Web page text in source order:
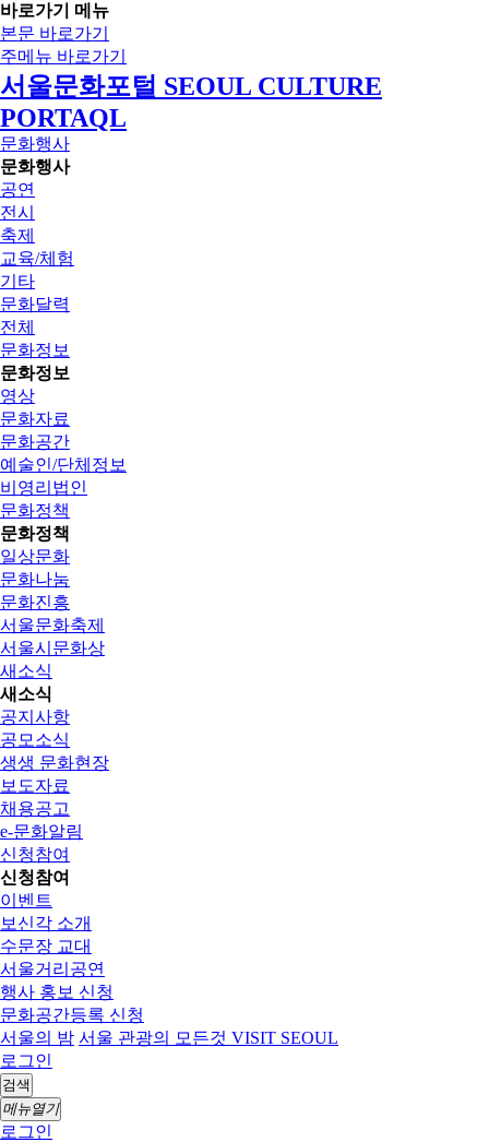
바로가기 메뉴
본문 바로가기
주메뉴 바로가기
서울문화포털 SEOUL CULTURE
PORTAQL
문화행사
문화행사
공연
전시
축제
교육/체험
기타
문화달력
전체
문화정보
문화정보
영상
문화자료
문화공간
예술인/단체정보
비영리법인
문화정책
문화정책
일상문화
문화나눔
문화진흥
서울문화축제
서울시문화상
새소식
새소식
공지사항
공모소식
생생 문화현장
보도자료
채용공고
e-문화알림
신청참여
신청참여
이벤트
보신각 소개
수문장 교대
서울거리공연
행사 홍보 신청
문화공간등록 신청
서울의 밤 서울 관광의 모든것 VISIT SEOUL
로그인
검색
메뉴열기
로그인